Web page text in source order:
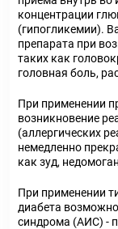
концентрации
(гипогликемии).
препарата при
таких как
головная боль,
При применении
возникновение
(аллергических
немедленно
как зуд,
При применении
диабета
синдрома (АИС) -